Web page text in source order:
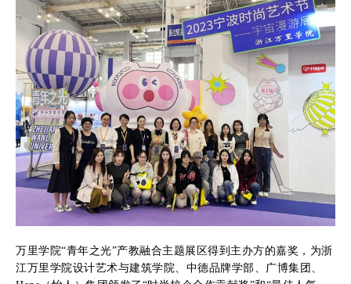
万里学院“青年之光”产教融合主题展区得到主办方的嘉奖，为浙
江万里学院设计艺术与建筑学院、中德品牌学部、广博集团、